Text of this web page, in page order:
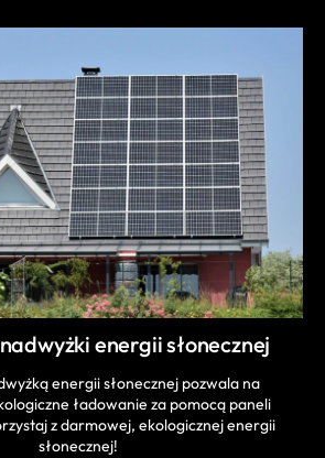
energii słonecznej
energii słonecznej pozwala na
ładowanie za pomocą paneli
z darmowej, ekologicznej energii
słonecznej!